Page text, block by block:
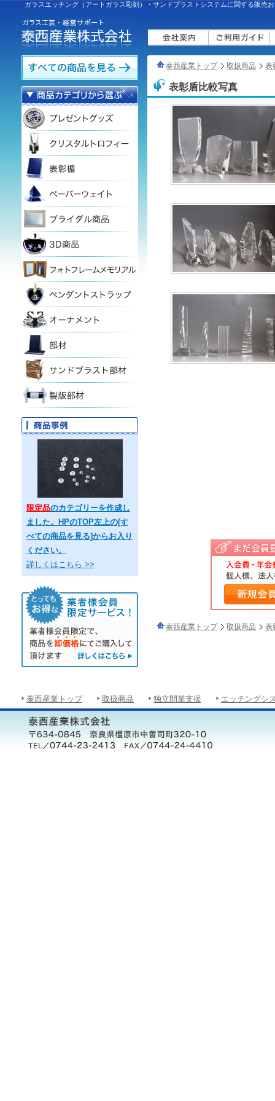
ガラスエッチング（アートガラス彫刻）・サンドブラストシステムに関する販売
限定品のカテゴリーを作成し
ました。HPのTOP左上の[す
べての商品を見る]からお入り
ください。
詳しくはこちら >>
泰西産業トップ 取扱商品 表
表彰盾比較写真
泰西産業トップ 取扱商品 表
泰西産業トップ 取扱商品 独立開業支援 エッチングシ